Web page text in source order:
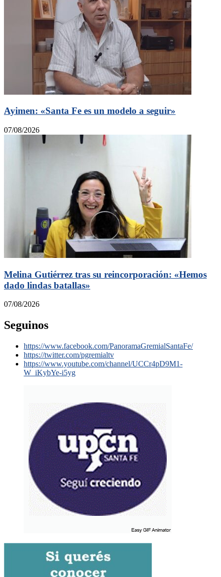
Ayimen: «Santa Fe es un modelo a seguir»
07/08/2026
Melina Gutiérrez tras su reincorporación: «Hemos
dado lindas batallas»
07/08/2026
Seguinos
https://www.facebook.com/PanoramaGremialSantaFe/
https://twitter.com/pgremialtv
https://www.youtube.com/channel/UCCr4pD9M1-
W_iKybYe-i5yg